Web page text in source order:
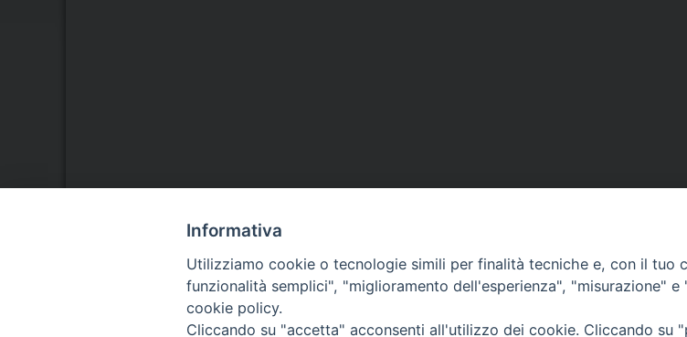
Seminario Vescovile di Treviso
p.tta Benedetto XI, 2
Informativa
Utilizziamo cookie o tecnologie simili per finalità tecniche e, con il tuo
funzionalità semplici", "miglioramento dell'esperienza", "misurazione"
cookie policy.
Cliccando su "accetta" acconsenti all'utilizzo dei cookie. Cliccando su